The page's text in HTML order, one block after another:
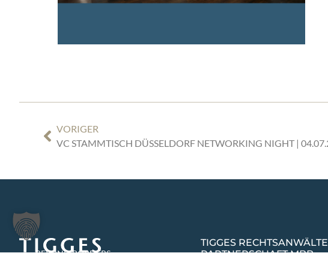
VORIGER
BEYOND BORDERS,
TIGGES RECHTSANWÄLTE
PARTNERSCHAFT MBB